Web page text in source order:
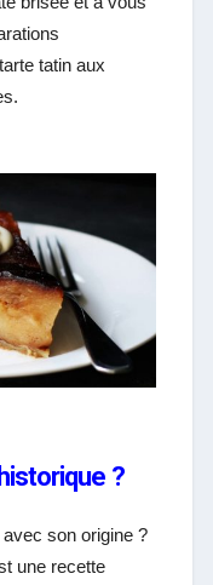
tatin aux
?
son origine ?
une recette